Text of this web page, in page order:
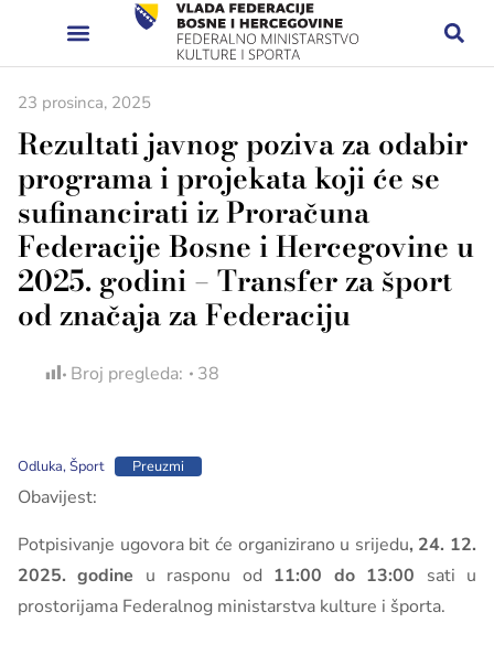
23 prosinca, 2025
Rezultati javnog poziva za odabir
programa i projekata koji će se
sufinancirati iz Proračuna
Federacije Bosne i Hercegovine u
2025. godini – Transfer za šport
od značaja za Federaciju
Broj pregleda: 38
Odluka, Šport Preuzmi
Obavijest:
Potpisivanje ugovora bit će organizirano u srijedu, 24. 12.
2025. godine u rasponu od 11:00 do 13:00 sati u
prostorijama Federalnog ministarstva kulture i športa.